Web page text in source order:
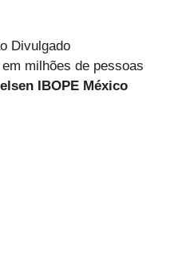
Divulgado
milhões de pessoas
IBOPE México